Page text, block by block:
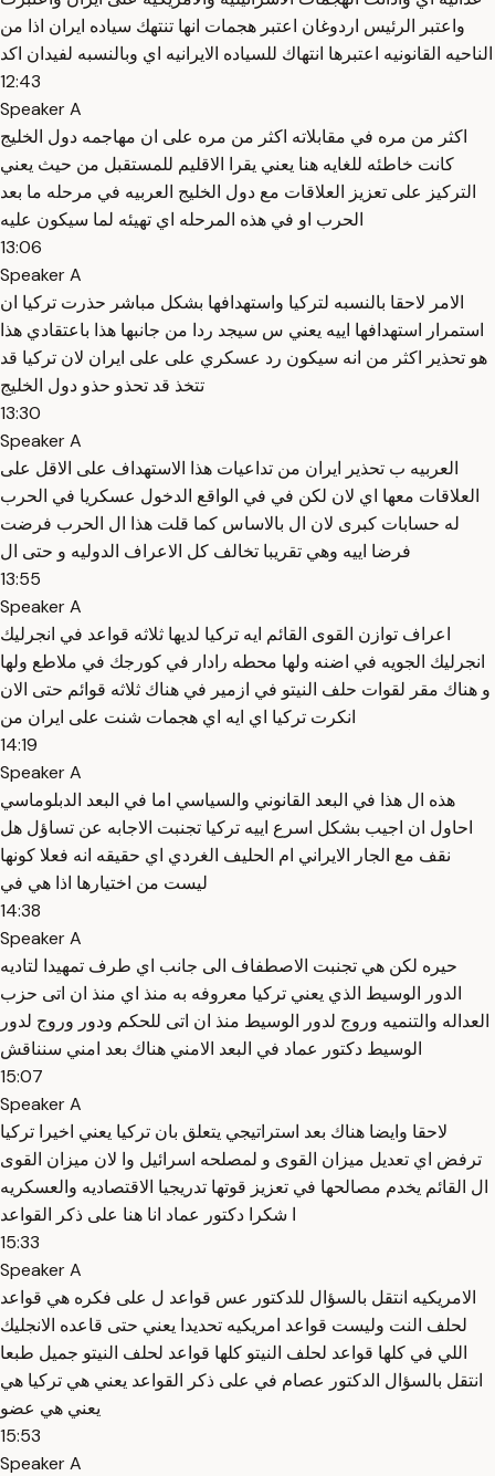
واعتبر الرئيس اردوغان اعتبر هجمات انها تنتهك سياده ايران اذا من
الناحيه القانونيه اعتبرها انتهاك للسياده الايرانيه اي وبالنسبه لفيدان اكد
12:43
Speaker A
اكثر من مره في مقابلاته اكثر من مره على ان مهاجمه دول الخليج
كانت خاطئه للغايه هنا يعني يقرا الاقليم للمستقبل من حيث يعني
التركيز على تعزيز العلاقات مع دول الخليج العربيه في مرحله ما بعد
الحرب او في هذه المرحله اي تهيئه لما سيكون عليه
13:06
Speaker A
الامر لاحقا بالنسبه لتركيا واستهدافها بشكل مباشر حذرت تركيا ان
استمرار استهدافها اييه يعني س سيجد ردا من جانبها هذا باعتقادي هذا
هو تحذير اكثر من انه سيكون رد عسكري على على ايران لان تركيا قد
تتخذ قد تحذو حذو دول الخليج
13:30
Speaker A
العربيه ب تحذير ايران من تداعيات هذا الاستهداف على الاقل على
العلاقات معها اي لان لكن في في الواقع الدخول عسكريا في الحرب
له حسابات كبرى لان ال بالاساس كما قلت هذا ال الحرب فرضت
فرضا اييه وهي تقريبا تخالف كل الاعراف الدوليه و حتى ال
13:55
Speaker A
اعراف توازن القوى القائم ايه تركيا لديها ثلاثه قواعد في انجرليك
انجرليك الجويه في اضنه ولها محطه رادار في كورجك في ملاطع ولها
و هناك مقر لقوات حلف النيتو في ازمير في هناك ثلاثه قوائم حتى الان
انكرت تركيا اي ايه اي هجمات شنت على ايران من
14:19
Speaker A
هذه ال هذا في البعد القانوني والسياسي اما في البعد الدبلوماسي
احاول ان اجيب بشكل اسرع اييه تركيا تجنبت الاجابه عن تساؤل هل
نقف مع الجار الايراني ام الحليف الغردي اي حقيقه انه فعلا كونها
ليست من اختيارها اذا هي في
14:38
Speaker A
حيره لكن هي تجنبت الاصطفاف الى جانب اي طرف تمهيدا لتاديه
الدور الوسيط الذي يعني تركيا معروفه به منذ اي منذ ان اتى حزب
العداله والتنميه وروج لدور الوسيط منذ ان اتى للحكم ودور وروج لدور
الوسيط دكتور عماد في البعد الامني هناك بعد امني سنناقش
15:07
Speaker A
لاحقا وايضا هناك بعد استراتيجي يتعلق بان تركيا يعني اخيرا تركيا
ترفض اي تعديل ميزان القوى و لمصلحه اسرائيل وا لان ميزان القوى
ال القائم يخدم مصالحها في تعزيز قوتها تدريجيا الاقتصاديه والعسكريه
ا شكرا دكتور عماد انا هنا على ذكر القواعد
15:33
Speaker A
الامريكيه انتقل بالسؤال للدكتور عس قواعد ل على فكره هي قواعد
لحلف النت وليست قواعد امريكيه تحديدا يعني حتى قاعده الانجليك
اللي في كلها قواعد لحلف النيتو كلها قواعد لحلف النيتو جميل طبعا
انتقل بالسؤال الدكتور عصام في على ذكر القواعد يعني هي تركيا هي
يعني هي عضو
15:53
Speaker A